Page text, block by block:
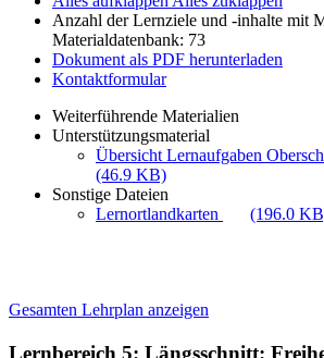
Anzahl der Lernziele und -inhalte mit
Materialdatenbank: 73
Dokument als PDF herunterladen
Kontaktformular
Weiterführende Materialien
Unterstützungsmaterial
Übersicht Lernaufgaben
(46.9 KB)
Sonstige Dateien
Lernortlandkarten
(196.0
Gesamten Lehrplan anzeigen
Lernbereich 5: Längsschnitt: